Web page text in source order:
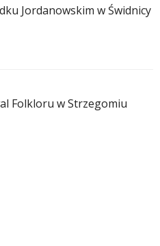
Jordanowskim w Świdnicy
Folkloru w Strzegomiu